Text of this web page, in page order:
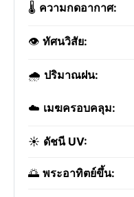
🌡️ ความกดอากาศ:
👁️ ทัศนวิสัย:
🌧️ ปริมาณฝน:
☁️ เมฆครอบคลุม:
☀️ ดัชนี UV:
🌅 พระอาทิตย์ขึ้น: